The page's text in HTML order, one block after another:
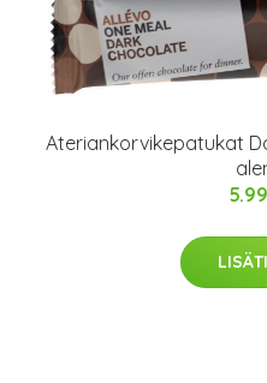
Ateriankorvikepatukat